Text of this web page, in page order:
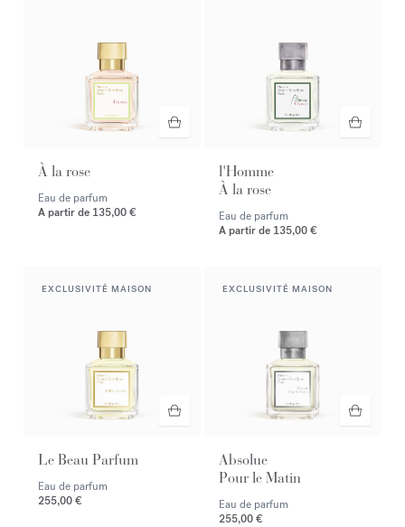
À la rose
Eau de parfum
A partir de 135,00 €
l'Homme
À la rose
Eau de parfum
A partir de 135,00 €
EXCLUSIVITÉ MAISON
Le Beau Parfum
Eau de parfum
255,00 €
EXCLUSIVITÉ MAISON
Absolue
Pour le Matin
Eau de parfum
255,00 €